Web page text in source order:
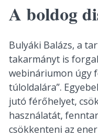
A boldog
Bulyáki Balázs, a
takarmányt is
webináriumon úgy
túloldalára”.
jutó férőhelyet,
használatát,
csökkenteni az